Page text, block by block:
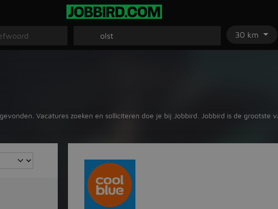
30 km
Vacatures zoeken en solliciteren doe je bij Jobbird. Jobbird is de grootste